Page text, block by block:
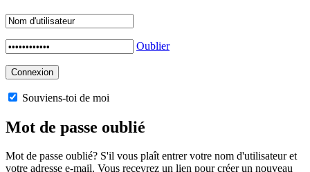
Oublier
Souviens-toi de moi
Mot de passe oublié
Mot de passe oublié? S'il vous plaît entrer votre nom d'utilisateur et
votre adresse e-mail. Vous recevrez un lien pour créer un nouveau